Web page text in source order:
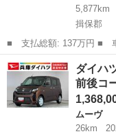
5,877km
揖保郡
■ 支払総額: 137万円 ■ 車両本体価格： 1,299,000 円 ■ メーカー
名： ダイハツ ■ 車種
動スライドドア 前後コ
１年保証 ...
兵庫 揖保郡 ムーヴ
ダイハ
前後コ
ムーヴ
26km